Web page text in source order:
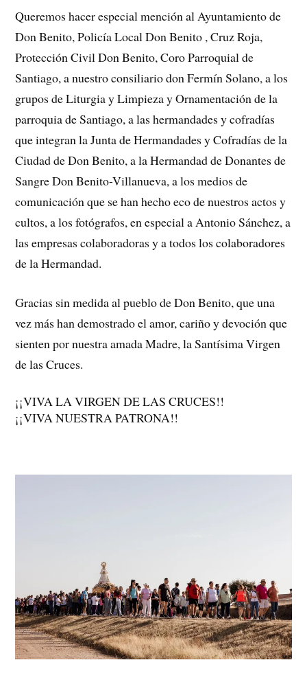
Queremos hacer especial mención al Ayuntamiento de
Don Benito, Policía Local Don Benito , Cruz Roja,
Protección Civil Don Benito, Coro Parroquial de
Santiago, a nuestro consiliario don Fermín Solano, a los
grupos de Liturgia y Limpieza y Ornamentación de la
parroquia de Santiago, a las hermandades y cofradías
que integran la Junta de Hermandades y Cofradías de la
Ciudad de Don Benito, a la Hermandad de Donantes de
Sangre Don Benito-Villanueva, a los medios de
comunicación que se han hecho eco de nuestros actos y
cultos, a los fotógrafos, en especial a Antonio Sánchez, a
las empresas colaboradoras y a todos los colaboradores
de la Hermandad.
Gracias sin medida al pueblo de Don Benito, que una
vez más han demostrado el amor, cariño y devoción que
sienten por nuestra amada Madre, la Santísima Virgen
de las Cruces.
¡¡VIVA LA VIRGEN DE LAS CRUCES!!
¡¡VIVA NUESTRA PATRONA!!